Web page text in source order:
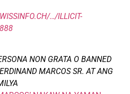
…/ILLICIT-
NON GRATA O BANNED
MARCOS SR. AT ANG